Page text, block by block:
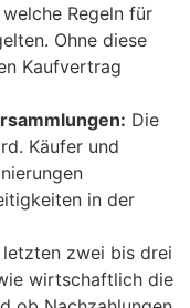
Regeln für
Ohne diese
Kaufvertrag
Die
Käufer und
in der
letzten zwei bis drei
wirtschaftlich die